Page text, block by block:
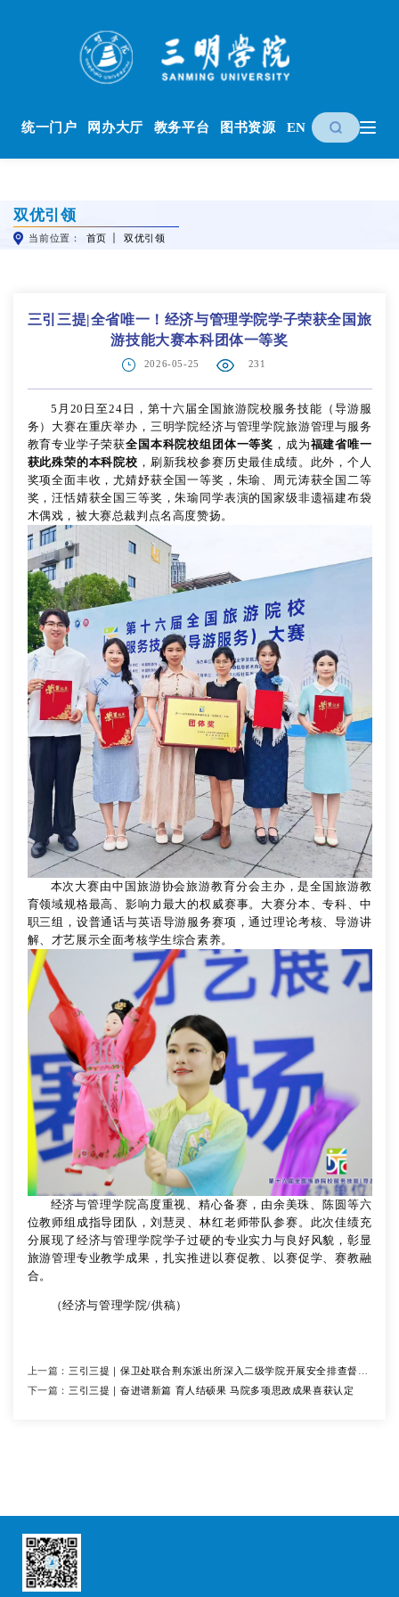
统一门户 网办大厅 教务平台 图书资源 EN
双优引领
当前位置： 首页 双优引领
三引三提|全省唯一！经济与管理学院学子荣获全国旅
游技能大赛本科团体一等奖
2026-05-25 231
5月20日至24日， 第十六届全国旅游院校服务技能（导游服
务）大赛在重庆举办， 三明学院经济与管理学院旅游管理与服务
教育专业学子荣获全国本科院校组团体一等奖 ，成为福建省唯一
获此殊荣的本科院校 ，刷新我校参赛历史最佳成绩。此外，个人
奖项全面丰收，尤婧妤获全国一等奖，朱瑜、周元涛获全国二等
奖，汪恬婧获全国三等奖，朱瑜同学表演的 国家级非遗福建布袋
木偶戏 ，被大赛总裁判点名高度赞扬。
本次大赛由中国旅游协会旅游教育分会主办，是全国旅游教
育领域规格最高、影响力最大的权威赛事。大赛分本、专科、中
职三组，设普通话与英语导游服务赛项，通过理论考核、导游讲
解、才艺展示全面考核学生综合素养。
经济与管理学院高度重视、精心备赛，由余美珠、陈圆等六
位教师组成指导团队，刘慧灵、林红老师带队参赛。此次佳绩充
分展现了经济与管理学院学子过硬的专业实力与良好风貌，彰显
旅游管理专业教学成果，扎实推进以赛促教、以赛促学、赛教融
合。
（经济与管理学院/供稿）
上一篇： 三引三提｜保卫处联合荆东派出所深入二级学院开展安全排查督导
工作
下一篇： 三引三提｜奋进谱新篇 育人结硕果 马院多项思政成果喜获认定